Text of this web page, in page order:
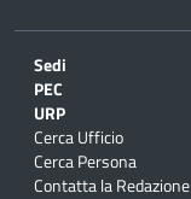
Sedi
PEC
URP
Cerca Ufficio
Cerca Persona
Contatta la Redazione